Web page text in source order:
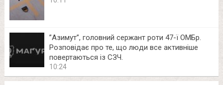
⁨”Азимут”, головний сержант роти 47-ї ОМБр.
Розповідає про те, що люди все активніше
повертаються із СЗЧ.
10:24